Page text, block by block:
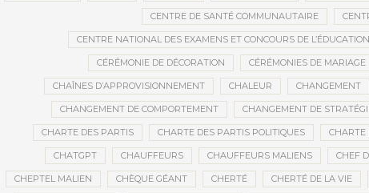
CENTRE DE SANTÉ COMMUNAUTAIRE
CENTRE NATIONAL DES EXAMENS ET CONCOURS DE L’ÉDUCATION
CÉRÉMONIE DE DÉCORATION CÉRÉMONIES DE MARIAGE
CHAÎNES D’APPROVISIONNEMENT CHALEUR CHANGEMENT
CHANGEMENT DE COMPORTEMENT CHANGEMENT DE
CHARTE DES PARTIS CHARTE DES PARTIS POLITIQUES CHARTE
CHATGPT CHAUFFEURS CHAUFFEURS MALIENS CHEF
CHEPTEL MALIEN CHÈQUE GÉANT CHERTÉ CHERTÉ DE LA VIE